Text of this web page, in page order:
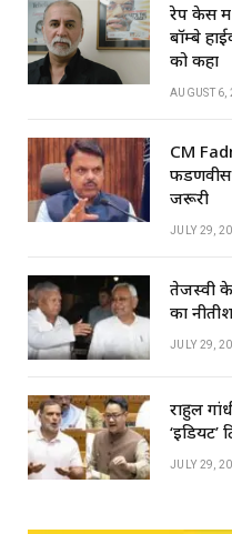
रेप केस
बॉम्बे
को कहा
AUGUST 6,
CM
फडणवीस
जरूरी
JULY 29,
तेजस्वी
का
JULY 29,
राहुल
‘इडियट’
JULY 29,